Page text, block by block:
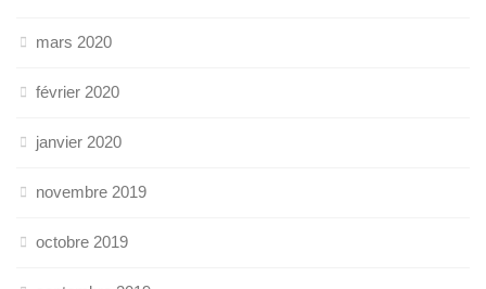
mars 2020
février 2020
janvier 2020
novembre 2019
octobre 2019